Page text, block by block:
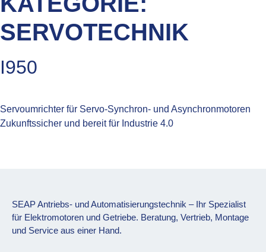
SERVOTECHNIK
I950
Servoumrichter für Servo-Synchron- und Asynchronmotoren
Zukunftssicher und bereit für Industrie 4.0
SEAP Antriebs- und Automatisierungstechnik – Ihr Spezialist
für Elektromotoren und Getriebe. Beratung, Vertrieb, Montage
und Service aus einer Hand.